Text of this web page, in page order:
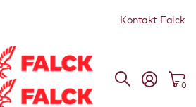
Kontakt Falck
0